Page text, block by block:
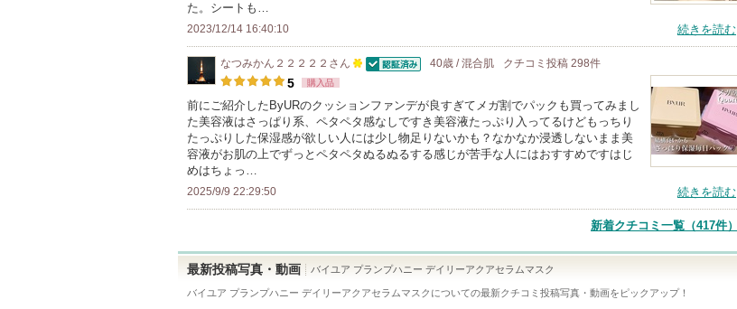
り
登
録
さ
れ
ま
ン
バ
ー
に
お
気
録
た。シートも…
2023/12/14 16:40:10 続きを読む
なつみかん２２２２２ さん
人
以
上
ン
ー
に
お
40歳 / 混合肌 クチコミ投稿 298件
5 購入品
前にご紹介したByURのクッションファンデが良すぎてメガ割でパックも買ってみまし
た美容液はさっぱり系、ペタペタ感なしですき美容液たっぷり入ってるけどもっちり
たっぷりした保湿感が欲しい人には少し物足りないかも？なかなか浸透しないまま美
容液がお肌の上でずっとペタペタぬるぬるする感じが苦手な人にはおすすめですはじ
めはちょっ…
2025/9/9 22:29:50 続きを読む
新着クチコミ一覧 （417件）
最新投稿写真・動画 バイユア プランプハニー デイリーアクアセラムマスク
バイユア プランプハニー デイリーアクアセラムマスク についての最新クチコミ投稿写真・動画をピックアップ！